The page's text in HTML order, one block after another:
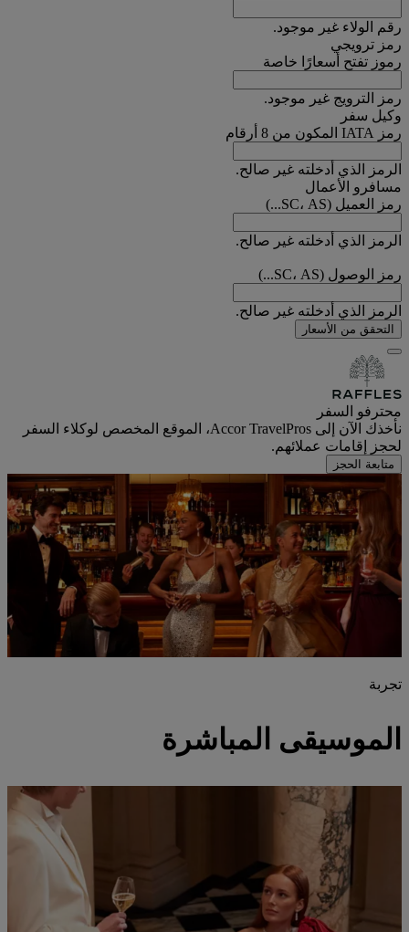
رقم الولاء غير موجود.
رمز ترويجي
رموز تفتح أسعارًا خاصة
رمز الترويج غير موجود.
وكيل سفر
رمز IATA المكون من 8 أرقام
الرمز الذي أدخلته غير صالح.
مسافرو الأعمال
رمز العميل (SC، AS...)
الرمز الذي أدخلته غير صالح.
رمز الوصول (SC، AS...)
الرمز الذي أدخلته غير صالح.
التحقق من الأسعار
محترفو السفر
نأخذك الآن إلى Accor TravelPros، الموقع المخصص لوكلاء السفر
لحجز إقامات عملائهم.
متابعة الحجز
تجربة
الموسيقى المباشرة